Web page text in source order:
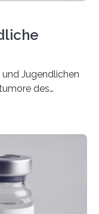
Jugendlichen
des
geheilt
Therapien, die
normales
Daniel Merk vom
am